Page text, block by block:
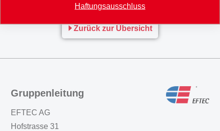
Haftungsausschluss
Zurück zur Übersicht
Gruppenleitung
EFTEC AG
Hofstrasse 31